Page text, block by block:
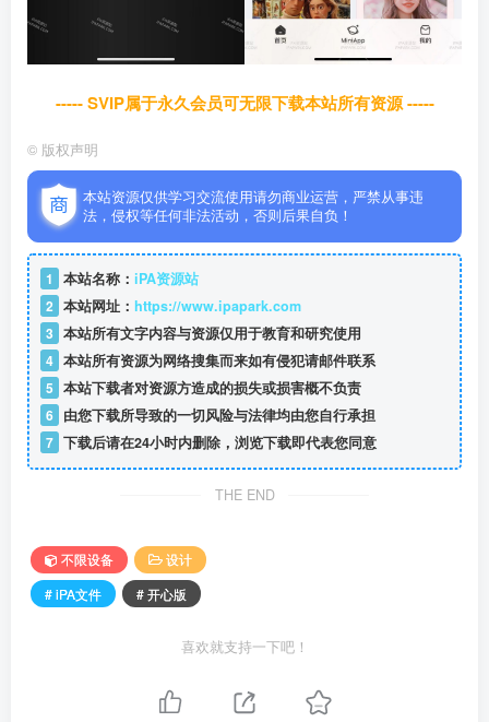
----- SVIP属于永久会员可无限下载本站所有资源 -----
© 版权声明
本站资源仅供学习交流使用请勿商业运营，严禁从事违
法，侵权等任何非法活动，否则后果自负！
1 本站名称： iPA资源站
2 本站网址： https://www.ipapark.com
3 本站所有文字内容与资源仅用于教育和研究使用
4 本站所有资源为网络搜集而来如有侵犯请邮件联系
5 本站下载者对资源方造成的损失或损害概不负责
6 由您下载所导致的一切风险与法律均由您自行承担
7 下载后请在24小时内删除，浏览下载即代表您同意
THE END
不限设备
设计
# iPA文件
# 开心版
喜欢就支持一下吧！